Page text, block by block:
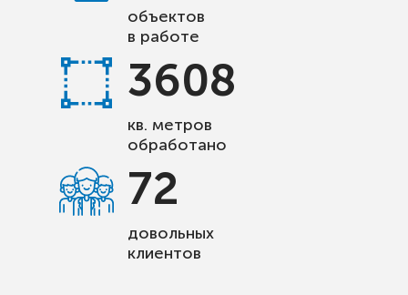
объектов
в работе
3608
кв. метров
обработано
72
довольных
клиентов